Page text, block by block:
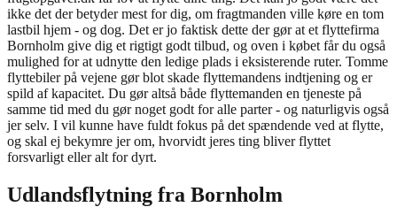
ikke det der betyder mest for dig, om fragtmanden ville køre en tom
lastbil hjem - og dog. Det er jo faktisk dette der gør at et flyttefirma
Bornholm give dig et rigtigt godt tilbud, og oven i købet får du også
mulighed for at udnytte den ledige plads i eksisterende ruter. Tomme
flyttebiler på vejene gør blot skade flyttemandens indtjening og er
spild af kapacitet. Du gør altså både flyttemanden en tjeneste på
samme tid med du gør noget godt for alle parter - og naturligvis også
jer selv. I vil kunne have fuldt fokus på det spændende ved at flytte,
og skal ej bekymre jer om, hvorvidt jeres ting bliver flyttet
forsvarligt eller alt for dyrt.
Udlandsflytning fra Bornholm